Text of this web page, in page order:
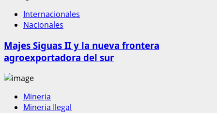
Internacionales
Nacionales
Majes Siguas II y la nueva frontera
agroexportadora del sur
Mineria
Mineria Ilegal